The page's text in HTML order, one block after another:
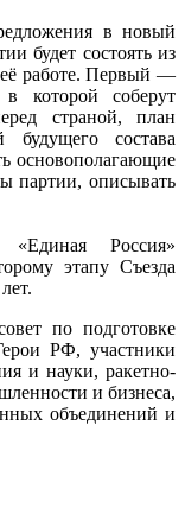
в новый
будет состоять из
работе. Первый —
в которой соберут
страной, план
состава
основополагающие
партии, описывать
Россия»
этапу Съезда
по подготовке
РФ, участники
и науки, ракетно-
и бизнеса,
объединений и